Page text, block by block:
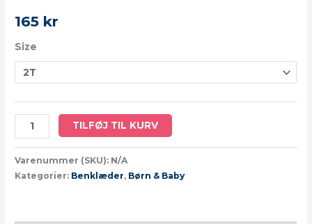
165 kr
Size
TILFØJ TIL KURV
Varenummer (SKU): N/A
Kategorier: Benklæder, Børn & Baby